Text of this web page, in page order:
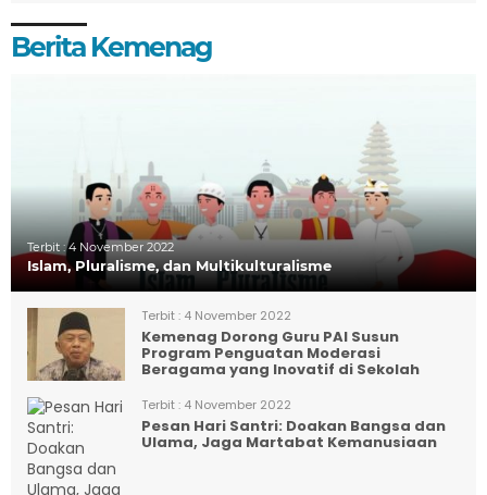
Berita Kemenag
Terbit :4 November 2022
Islam, Pluralisme, dan Multikulturalisme
Terbit : 4 November 2022
Kemenag Dorong Guru PAI Susun
Program Penguatan Moderasi
Beragama yang Inovatif di Sekolah
Terbit : 4 November 2022
Pesan Hari Santri: Doakan Bangsa dan
Ulama, Jaga Martabat Kemanusiaan